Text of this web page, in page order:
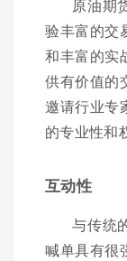
原油期
验丰富的交
和丰富的实
供有价值的
邀请行业专
的专业性和
互动性
与传统
喊单具有很